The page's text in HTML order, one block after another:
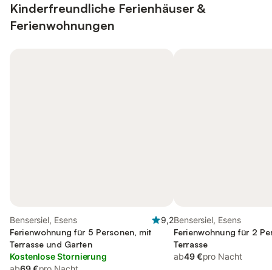
Kinderfreundliche Ferienhäuser &
Ferienwohnungen
Bensersiel, Esens
9,2
Ferienwohnung für 5 Personen, mit
Terrasse und Garten
Kostenlose Stornierung
Bensersiel, Esens
Ferienwohnung für 2
Terrasse
ab49 €pro Nacht